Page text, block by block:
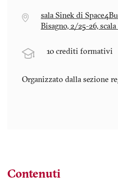
sala Sinek di
Bisagno, 2/25-26,
10 crediti formativi
Organizzato dalla sezione
Contenuti